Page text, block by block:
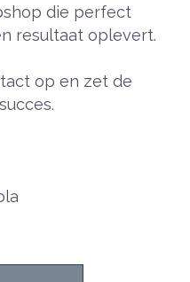
die perfect
resultaat oplevert.
op en zet de